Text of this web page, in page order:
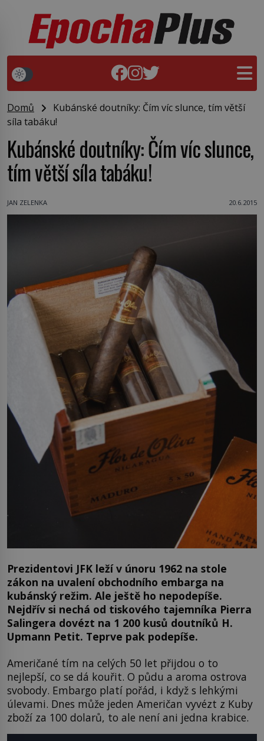
Domů
Kubánské doutníky: Čím víc slunce, tím větší
síla tabáku!
Kubánské doutníky: Čím víc slunce,
tím větší síla tabáku!
JAN ZELENKA 20.6.2015
Prezidentovi JFK leží v únoru 1962 na stole
zákon na uvalení obchodního embarga na
kubánský režim. Ale ještě ho nepodepíše.
Nejdřív si nechá od tiskového tajemníka Pierra
Salingera dovézt na 1 200 kusů doutníků H.
Upmann Petit. Teprve pak podepíše.
Američané tím na celých 50 let přijdou o to
nejlepší, co se dá kouřit. O půdu a aroma ostrova
svobody. Embargo platí pořád, i když s lehkými
úlevami. Dnes může jeden Američan vyvézt z Kuby
zboží za 100 dolarů, to ale není ani jedna krabice.